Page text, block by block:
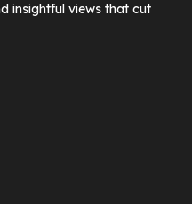
insightful views that cut